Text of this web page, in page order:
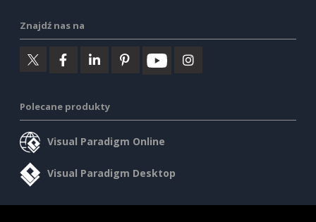
Znajdź nas na
Polecane produkty
Visual Paradigm Online
Visual Paradigm Desktop